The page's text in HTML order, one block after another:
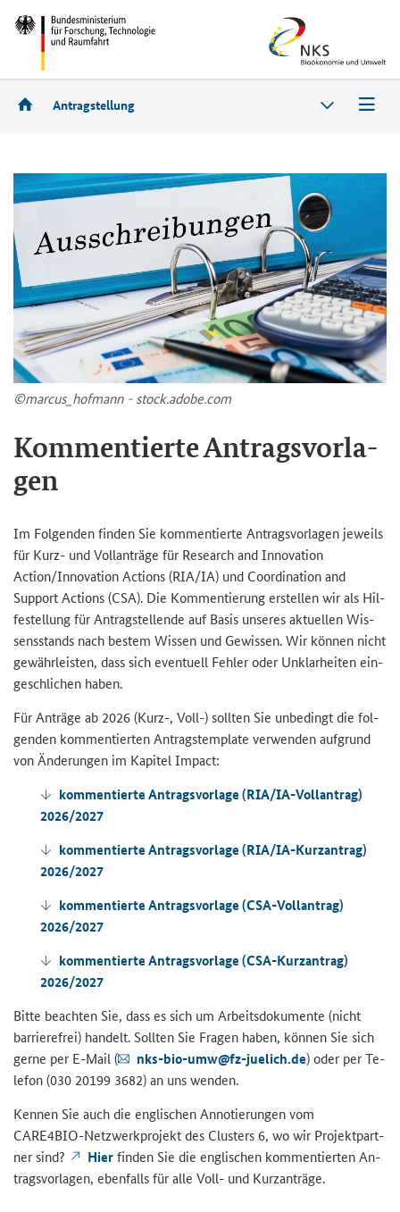
Antragstellung
©mar­cus_hof­mann - stock.adobe.com
Kom­men­tier­te An­trags­vor­la­
gen
Im Fol­gen­den fin­den Sie kom­men­tier­te An­trags­vor­la­gen je­weils
für Kurz- und Voll­an­trä­ge für Research and Innovation
Action/Innovation Actions (RIA/IA) und Coordination and
Support Actions (CSA). Die Kom­men­tie­rung er­stel­len wir als Hil­
fe­stel­lung für An­trag­stel­len­de auf Basis un­se­res ak­tu­el­len Wis­
sens­stands nach bes­tem Wis­sen und Ge­wis­sen. Wir kön­nen nicht
ge­währ­leis­ten, dass sich even­tu­ell Feh­ler oder Un­klar­hei­ten ein­
ge­schli­chen haben.
Für An­trä­ge ab 2026 (Kurz-, Voll-) soll­ten Sie un­be­dingt die fol­
gen­den kom­men­tier­ten An­trags­tem­pla­te ver­wen­denauf­grund
von Än­de­run­gen im Ka­pi­tel Impact:
kom­men­tier­te An­trags­vor­la­ge (RIA/IA-​Vollantrag)
2026/2027
kom­men­tier­te An­trags­vor­la­ge (RIA/IA-​Kurzantrag)
2026/2027
kom­men­tier­te An­trags­vor­la­ge (CSA-​Vollantrag)
2026/2027
kom­men­tier­te An­trags­vor­la­ge (CSA-​Kurzantrag)
2026/2027
Bitte be­ach­ten Sie, dass es sich um Ar­beits­do­ku­men­te (nicht
bar­rie­re­frei) han­delt. Soll­ten Sie Fra­gen haben, kön­nen Sie sich
gerne per E-​Mail (
nks-​bio-​umw@fz-​ju­e­lich.de) oder per Te­
le­fon (030 20199 3682) an uns wen­den.
Ken­nen Sie auch die eng­li­schen An­no­tie­run­gen vom
CARE4BIO-​Netzwerkprojekt des Clus­ters 6, wo wir Pro­jekt­part­
ner sind?
Hierfin­den Sie die eng­li­schen kom­men­tier­ten An­
trags­vor­la­gen, eben­falls für alle Voll- und Kurz­an­trä­ge.